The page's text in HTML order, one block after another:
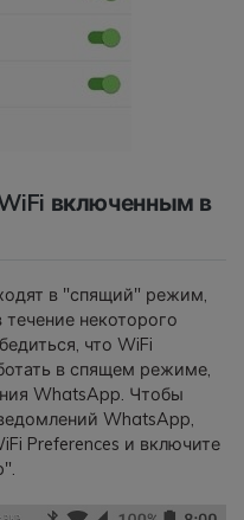
включенным в
в "спящий" режим,
течение некоторого
что WiFi
в спящем режиме,
WhatsApp. Чтобы
WhatsApp,
Preferences и включите